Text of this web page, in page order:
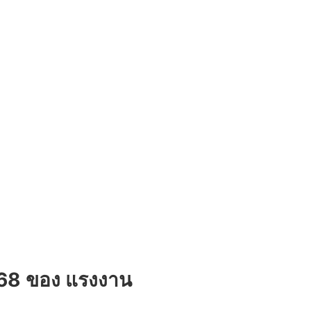
ของ แรงงาน